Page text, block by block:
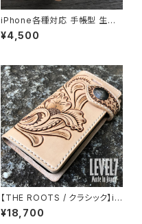
iPhone各種対応 手帳型 生成
りヌメ革をベースにしたオイルレ
ザー使用 ナチュラル 自社工房
¥4,500
【THE ROOTS / クラシック】iP
hone各種対応 花一輪 手帳型
ケース フラワーカービング イタ
¥18,700